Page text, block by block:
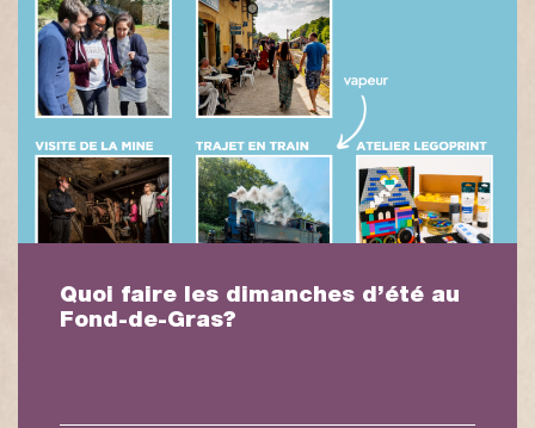
Quoi faire les dimanches d’été au
Fond-de-Gras?